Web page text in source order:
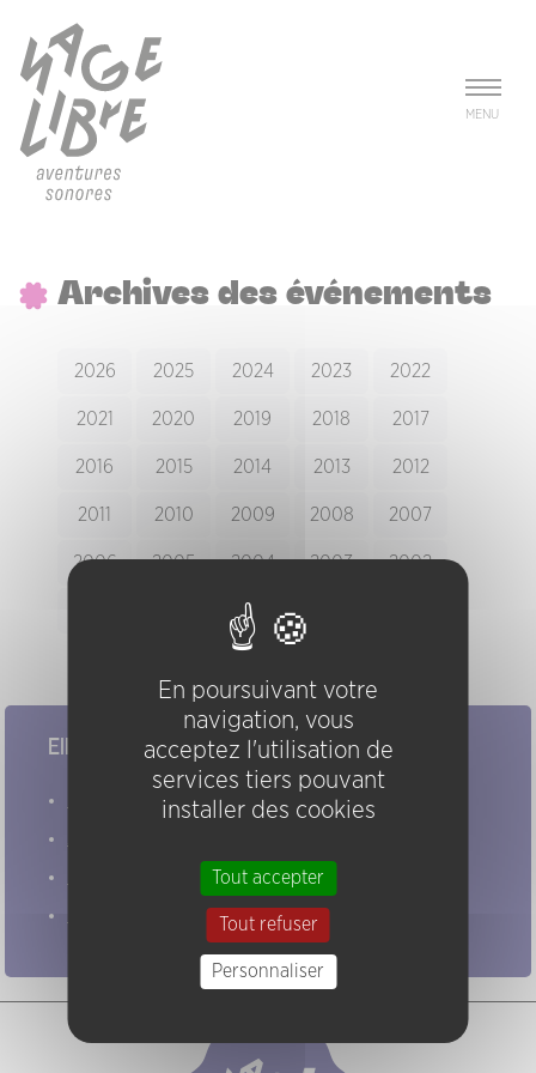
MENU
Archives des événements
2026 2025 2024 2023 2022
2021 2020 2019 2018 2017
2016 2015 2014 2013 2012
2011 2010 2009 2008 2007
2006 2005 2004 2003 2002
1999
Elles/ils ont joué chez nous
Evénements
En poursuivant votre
navigation, vous
acceptez l'utilisation de
services tiers pouvant
installer des cookies
Tout accepter
Tout refuser
Personnaliser